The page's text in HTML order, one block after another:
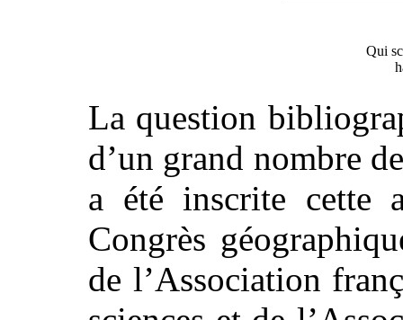
Qui
La question
d’un grand nombre
a été inscrite cette
Congrès
de l’Association